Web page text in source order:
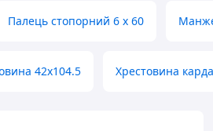
Палець стопорний 6 х 60
42х104.5 Хрестовина